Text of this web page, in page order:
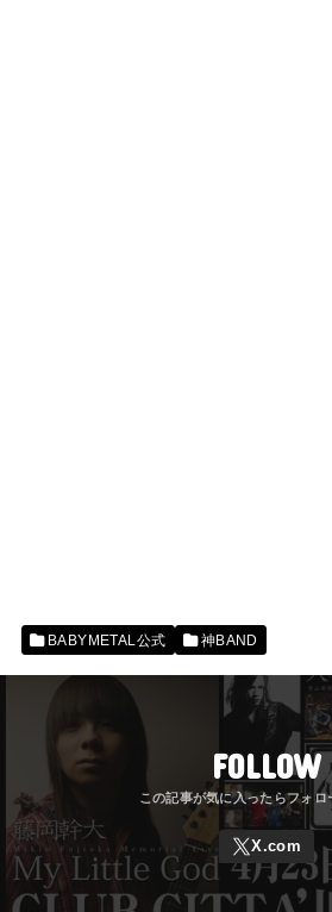
BABYMETAL公式 神BAND
FOLLOW